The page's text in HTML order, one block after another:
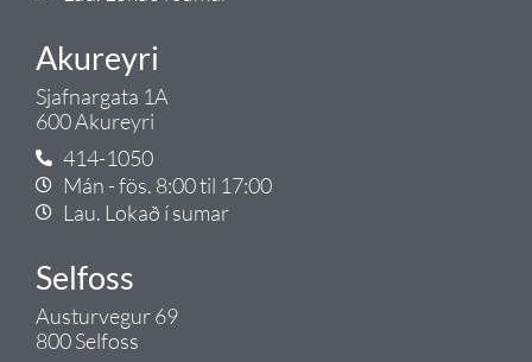
Akureyri
Sjafnargata 1A
600 Akureyri
414-1050
Mán - fös. 8:00 til 17:00
Lau. Lokað í sumar
Selfoss
Austurvegur 69
800 Selfoss